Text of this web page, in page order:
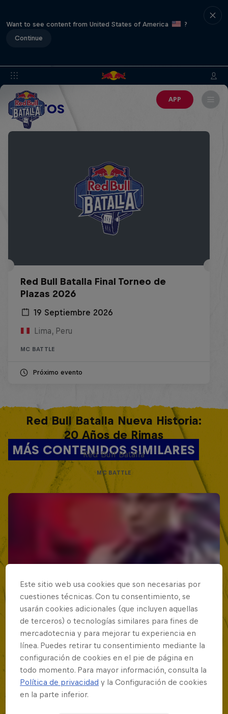
Want to see content from United States of America
?
Continue
APP
EVENTOS
Red Bull Batalla Final Torneo de
Plazas 2026
19 Septiembre 2026
Lima, Peru
MC BATTLE
Próximo evento
MÁS CONTENIDOS SIMILARES
Red Bull Batalla Nueva Historia:
20 Años de Rimas
Red Bull Batalla
MC BATTLE
Este sitio web usa cookies que son necesarias por
cuestiones técnicas. Con tu consentimiento, se
usarán cookies adicionales (que incluyen aquellas
de terceros) o tecnologías similares para fines de
mercadotecnia y para mejorar tu experiencia en
línea. Puedes retirar tu consentimiento mediante la
configuración de cookies en el pie de página en
todo momento. Para mayor información, consulta la
Política de privacidad y la Configuración de cookies
en la parte inferior.